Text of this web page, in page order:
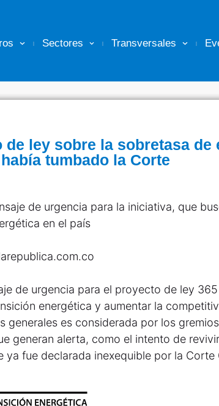
Sectores Transversales
ley sobre la sobretasa de
había tumbado la Corte
de urgencia para la iniciativa, que
en el país
de urgencia para el proyecto de ley
energética y aumentar la
generales es considerada por los
generan alerta, como el intento de
ya fue declarada inexequible por la Corte